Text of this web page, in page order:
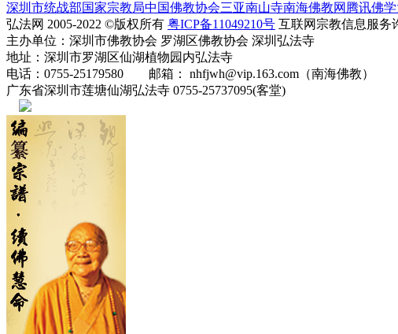
深圳市统战部国家宗教局中国佛教协会三亚南山寺南海佛教网 腾讯佛学
弘法网 2005-2022 ©版权所有 粤ICP备11049210号 互联网宗教信息服务
主办单位：深圳市佛教协会 罗湖区佛教协会 深圳弘法寺
地址：深圳市罗湖区仙湖植物园内弘法寺
电话：0755-25179580 邮箱： nhfjwh@vip.163.com（南海佛教）
广东省深圳市莲塘仙湖弘法寺 0755-25737095(客堂)